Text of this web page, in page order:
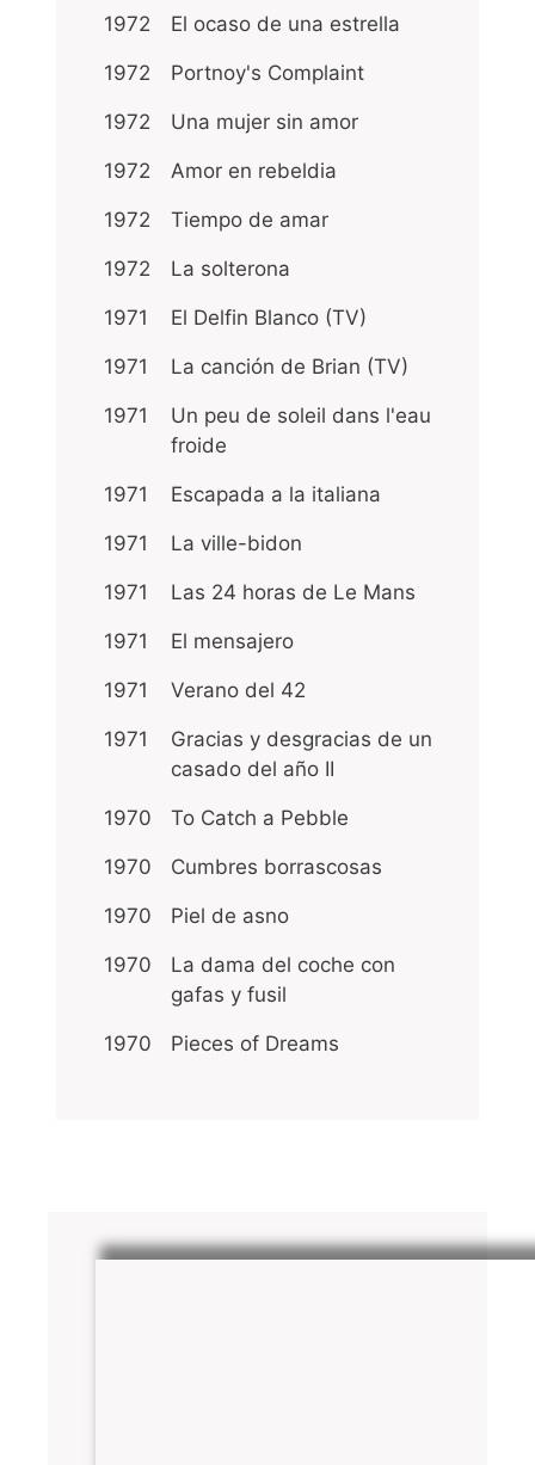
1972 El ocaso de una estrella
1972 Portnoy's Complaint
1972 Una mujer sin amor
1972 Amor en rebeldia
1972 Tiempo de amar
1972 La solterona
1971 El Delfin Blanco (TV)
1971 La canción de Brian (TV)
1971
Un peu de soleil dans l'eau
froide
1971 Escapada a la italiana
1971 La ville-bidon
1971 Las 24 horas de Le Mans
1971 El mensajero
1971 Verano del 42
1971
Gracias y desgracias de un
casado del año II
1970 To Catch a Pebble
1970 Cumbres borrascosas
1970 Piel de asno
1970
La dama del coche con
gafas y fusil
1970 Pieces of Dreams